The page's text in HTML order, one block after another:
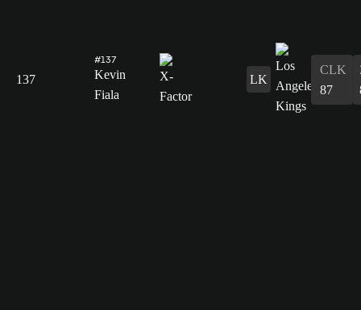
137
#137
Kevin
Fiala
LK
CLK
87